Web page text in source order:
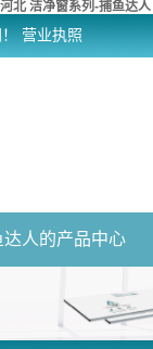
河北 洁净窗系列-捕鱼达人
营业执照
达人的产品中心